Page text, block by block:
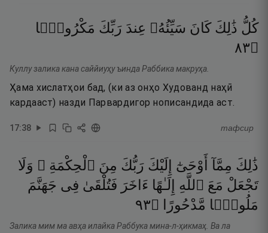
كُلُّ ذَٰلِكَ كَانَ سَيِّئُهُۥ عِندَ رَبِّكَ مَكْرُوهًۭا
۝٣٨
Куллу залика кана саййиуҳу ъинда Раббика макруҳа.
Ҳама хислатҳои бад, (ки аз онҳо Худованд наҳӣ
кардааст) назди Парвардигор нописандида аст.
17:38 тафсир
ذَٰلِكَ مِمَّآ أَوْحَىٰٓ إِلَيْكَ رَبُّكَ مِنَ ٱلْحِكْمَةِ ۗ وَلَا
تَجْعَلْ مَعَ ٱللَّهِ إِلَـٰهًا ءَاخَرَ فَتُلْقَىٰ فِى جَهَنَّمَ
مَلُومًۭا مَّدْحُورًا ۝٣٩
Залика мим ма авҳа илайка Раббука мина-л-ҳикмаҳ. Ва ла